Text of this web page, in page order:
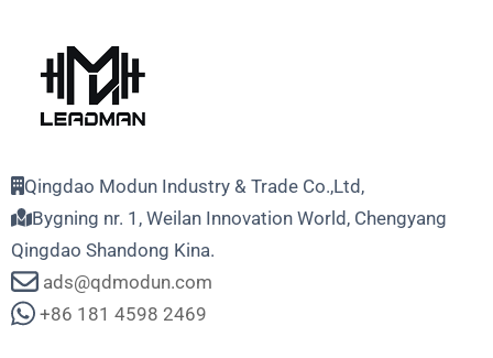
Qingdao Modun Industry & Trade Co.,Ltd,
Bygning nr. 1, Weilan Innovation World, Chengyang
Qingdao Shandong Kina.
ads@qdmodun.com
+86 181 4598 2469